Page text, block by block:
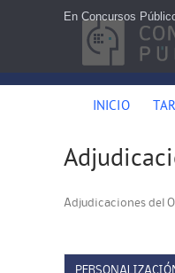
INICIO
Adjudicaciones del
En Concursos